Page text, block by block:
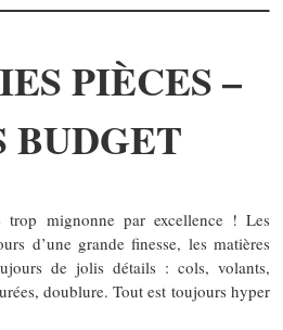
PIÈCES –
BUDGET
trop mignonne par excellence ! Les
d’une grande finesse, les matières
de jolis détails : cols, volants,
doublure. Tout est toujours hyper